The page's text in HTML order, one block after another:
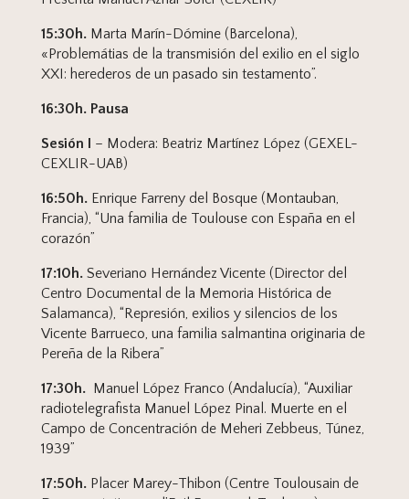
15:30h. Marta Marín-Dómine (Barcelona),
«Problemátias de la transmisión del exilio en el siglo
XXI: herederos de un pasado sin testamento”.
16:30h. Pausa
Sesión I – Modera: Beatriz Martínez López (GEXEL-
CEXLIR-UAB)
16:50h.Enrique Farreny del Bosque (Montauban,
Francia), “Una familia de Toulouse con España en el
corazón”
17:10h.Severiano Hernández Vicente (Director del
Centro Documental de la Memoria Histórica de
Salamanca), “Represión, exilios y silencios de los
Vicente Barrueco, una familia salmantina originaria de
Pereña de la Ribera”
17:30h.Manuel López Franco (Andalucía), “Auxiliar
radiotelegrafista Manuel López Pinal. Muerte en el
Campo de Concentración de Meheri Zebbeus, Túnez,
1939”
17:50h.Placer Marey-Thibon (Centre Toulousain de